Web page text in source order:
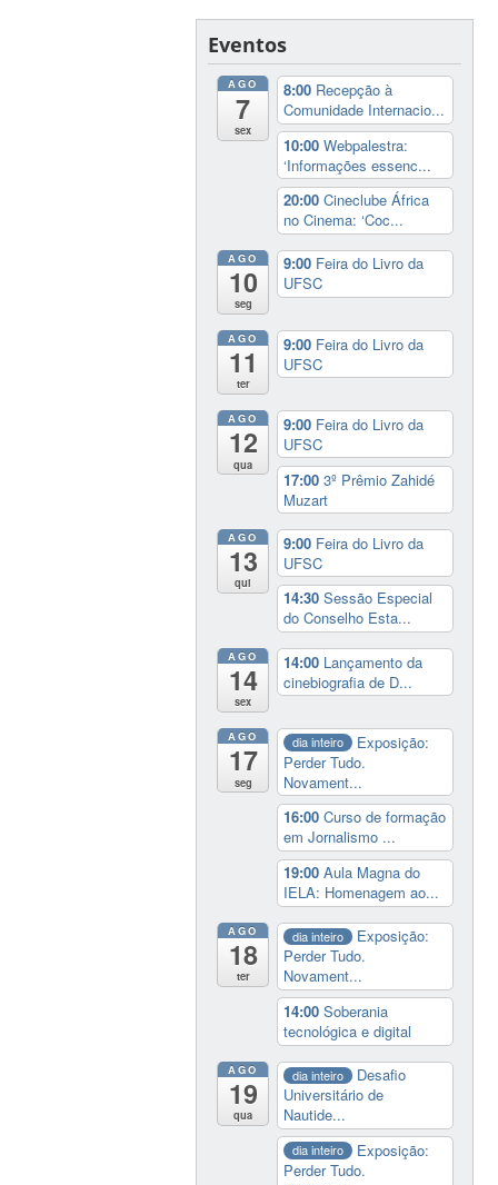
Eventos
AGO
7
sex
8:00 Recepção à
Comunidade Internacio...
10:00Webpalestra:
‘Informações essenc...
20:00Cineclube África
no Cinema: ‘Coc...
AGO
10
seg
9:00 Feira do Livro da
UFSC
AGO
11
ter
9:00 Feira do Livro da
UFSC
AGO
12
qua
9:00 Feira do Livro da
UFSC
17:003º Prêmio Zahidé
Muzart
AGO
13
qui
9:00 Feira do Livro da
UFSC
14:30Sessão Especial
do Conselho Esta...
AGO
14
sex
14:00 Lançamento da
cinebiografia de D...
AGO
17
seg
dia inteiro
Exposição:
Perder Tudo.
Novament...
16:00Curso de formação
em Jornalismo ...
19:00Aula Magna do
IELA: Homenagem ao...
AGO
18
ter
dia inteiro
Exposição:
Perder Tudo.
Novament...
14:00Soberania
tecnológica e digital
AGO
19
qua
dia inteiro
Desafio
Universitário de
Nautide...
dia inteiro
Exposição:
Perder Tudo.